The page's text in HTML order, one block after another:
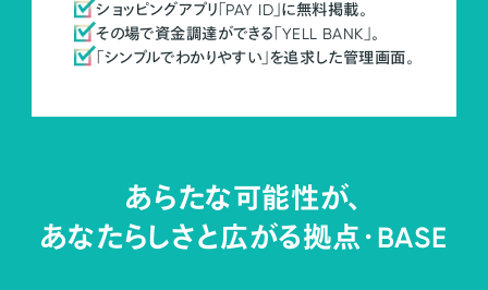
ショッピングアプリ「PAY ID」に無料掲載。
その場で資金調達ができる「YELL BANK」。
「シンプルでわかりやすい」を追求した管理画面。
あらたな可能性が、
あなたらしさと広がる拠点・BASE